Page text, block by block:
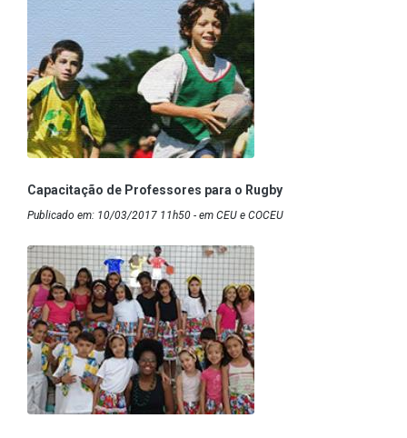
Capacitação de Professores para o Rugby
Publicado em: 10/03/2017 11h50 - em CEU e COCEU